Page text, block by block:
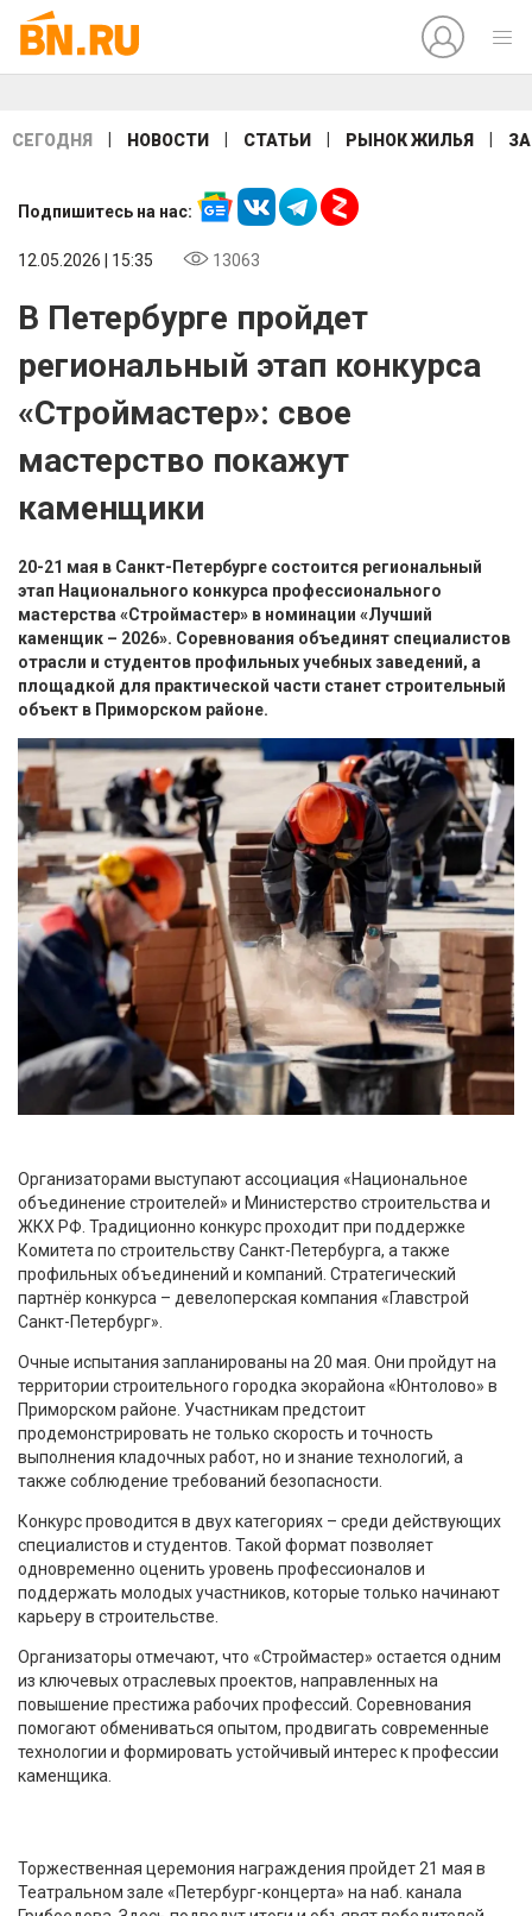
СЕГОДНЯ НОВОСТИ СТАТЬИ РЫНОК ЖИЛЬЯ
Подпишитесь на нас:
12.05.2026 | 15:35 13063
В Петербурге пройдет
региональный этап конкурса
«Строймастер»: свое
мастерство покажут
каменщики
20-21 мая в Санкт-Петербурге состоится региональный
этап Национального конкурса профессионального
мастерства «Строймастер» в номинации «Лучший
каменщик – 2026». Соревнования объединят специалистов
отрасли и студентов профильных учебных заведений, а
площадкой для практической части станет строительный
объект в Приморском районе.
Организаторами выступают ассоциация «Национальное
объединение строителей» и Министерство строительства и
ЖКХ РФ. Традиционно конкурс проходит при поддержке
Комитета по строительству Санкт-Петербурга, а также
профильных объединений и компаний. Стратегический
партнёр конкурса – девелоперская компания «Главстрой
Санкт-Петербург».
Очные испытания запланированы на 20 мая. Они пройдут на
территории строительного городка экорайона «Юнтолово» в
Приморском районе. Участникам предстоит
продемонстрировать не только скорость и точность
выполнения кладочных работ, но и знание технологий, а
также соблюдение требований безопасности.
Конкурс проводится в двух категориях – среди действующих
специалистов и студентов. Такой формат позволяет
одновременно оценить уровень профессионалов и
поддержать молодых участников, которые только начинают
карьеру в строительстве.
Организаторы отмечают, что «Строймастер» остается одним
из ключевых отраслевых проектов, направленных на
повышение престижа рабочих профессий. Соревнования
помогают обмениваться опытом, продвигать современные
технологии и формировать устойчивый интерес к профессии
каменщика.
Торжественная церемония награждения пройдет 21 мая в
Театральном зале «Петербург-концерта» на наб. канала